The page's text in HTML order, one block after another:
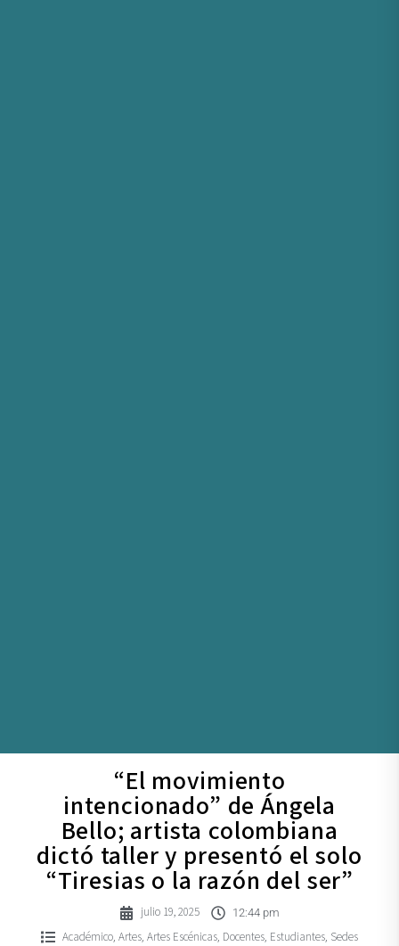
“El movimiento
intencionado” de Ángela
Bello; artista colombiana
dictó taller y presentó el solo
“Tiresias o la razón del ser”
julio 19, 2025 12:44 pm
Académico, Artes, Artes Escénicas, Docentes, Estudiantes, Sedes